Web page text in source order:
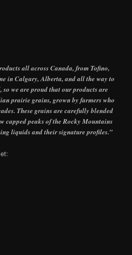
all across Canada, from Tofino,
in Calgary, Alberta, and all the way to
so we are proud that our products are
prairie grains, grown by farmers who
These grains are carefully blended
capped peaks of the Rocky Mountains
liquids and their signature profiles.”